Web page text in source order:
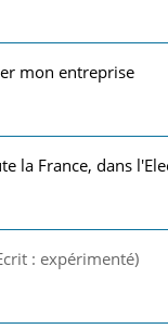
mon entreprise
la France, dans
: expérimenté)